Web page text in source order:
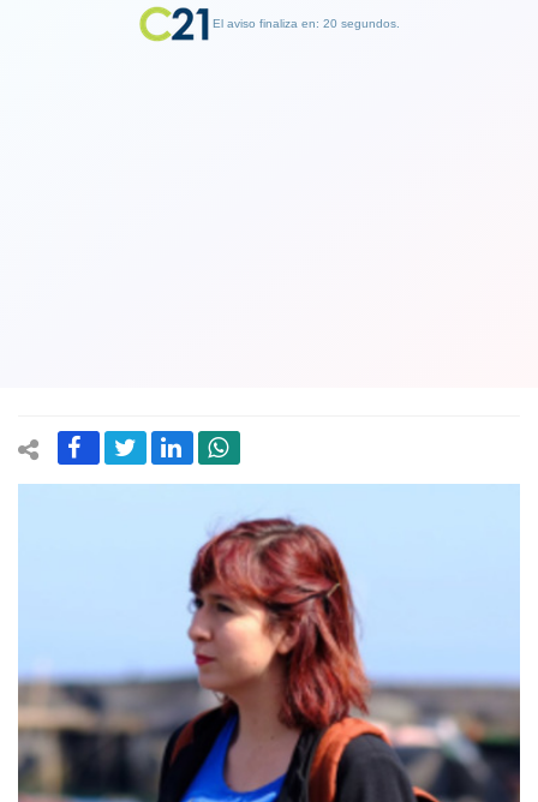
El aviso finaliza en: 19 segundos.